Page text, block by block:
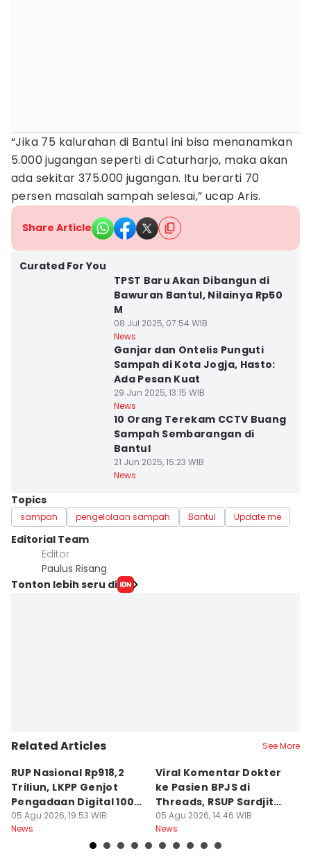
“Jika 75 kalurahan di Bantul ini bisa menanamkan
5.000 jugangan seperti di Caturharjo, maka akan
ada sekitar 375.000 jugangan. Itu berarti 70
persen masalah sampah selesai,” ucap Aris.
Share Article
Curated For You
TPST Baru Akan Dibangun di
Bawuran Bantul, Nilainya Rp50
M
08 Jul 2025, 07:54 WIB
News
Ganjar dan Ontelis Punguti
Sampah di Kota Jogja, Hasto:
Ada Pesan Kuat
29 Jun 2025, 13:15 WIB
News
10 Orang Terekam CCTV Buang
Sampah Sembarangan di
Bantul
21 Jun 2025, 15:23 WIB
News
Topics
sampah pengelolaan sampah Bantul Update me
Editorial Team
Editor
Paulus Risang
Tonton lebih seru di
Related Articles See More
RUP Nasional Rp918,2
Triliun, LKPP Genjot
Pengadaan Digital 100
Persen
05 Agu 2026, 19:53 WIB
News
Viral Komentar Dokter
ke Pasien BPJS di
Threads, RSUP Sardjito
Klarifikasi
05 Agu 2026, 14:46 WIB
News